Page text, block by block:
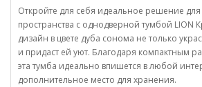
Откройте для себя идеальное решение
пространства с однодверной тумбой LION
дизайн в цвете дуба сонома не только
и придаст ей уют. Благодаря компактным
эта тумба идеально впишется в любой
дополнительное место для хранения.